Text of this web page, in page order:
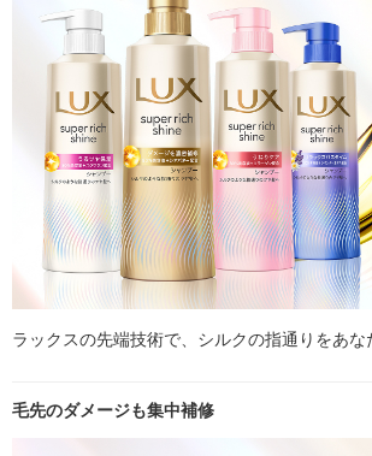
ラックスの先端技術で、シルクの指通りをあな
毛先のダメージも集中補修